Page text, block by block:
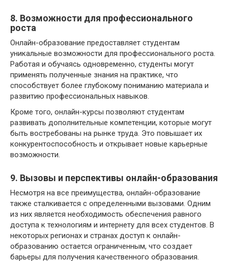
8. Возможности для профессионального
роста
Онлайн-образование предоставляет студентам
уникальные возможности для профессионального роста.
Работая и обучаясь одновременно, студенты могут
применять полученные знания на практике, что
способствует более глубокому пониманию материала и
развитию профессиональных навыков.
Кроме того, онлайн-курсы позволяют студентам
развивать дополнительные компетенции, которые могут
быть востребованы на рынке труда. Это повышает их
конкурентоспособность и открывает новые карьерные
возможности.
9. Вызовы и перспективы онлайн-образования
Несмотря на все преимущества, онлайн-образование
также сталкивается с определенными вызовами. Одним
из них является необходимость обеспечения равного
доступа к технологиям и интернету для всех студентов. В
некоторых регионах и странах доступ к онлайн-
образованию остается ограниченным, что создает
барьеры для получения качественного образования.